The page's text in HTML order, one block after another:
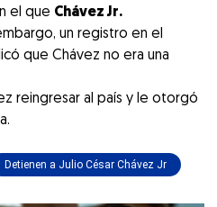
el que Chávez Jr.
un registro en el
que Chávez no era una
reingresar al país y le otorgó
Detienen a Julio César Chávez Jr